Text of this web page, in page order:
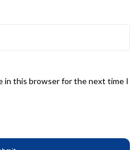
in this browser for the next time I